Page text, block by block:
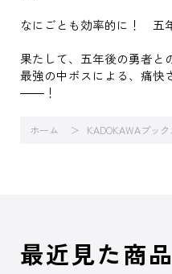
なにごとも効率的に！ 五
果たして、五年後の勇者と
最強の中ボスによる、痛快
――！
ホーム KADOKAWAブッ
最近見た商品